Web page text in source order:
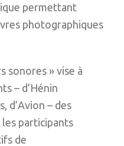
permettant
photographiques
sonores » vise à
– d’Hénin
d’Avion – des
participants
de